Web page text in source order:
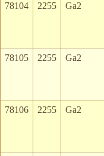
78104 2255 Ga2
78105 2255 Ga2
78106 2255 Ga2